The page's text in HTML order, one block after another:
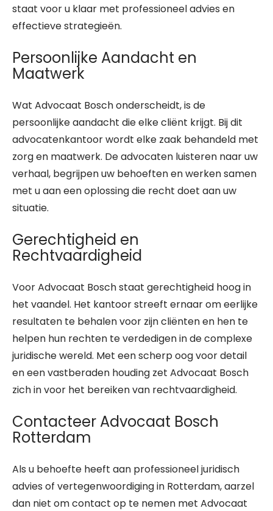
staat voor u klaar met professioneel advies en
effectieve strategieën.
Persoonlijke Aandacht en
Maatwerk
Wat Advocaat Bosch onderscheidt, is de
persoonlijke aandacht die elke cliënt krijgt. Bij dit
advocatenkantoor wordt elke zaak behandeld met
zorg en maatwerk. De advocaten luisteren naar uw
verhaal, begrijpen uw behoeften en werken samen
met u aan een oplossing die recht doet aan uw
situatie.
Gerechtigheid en
Rechtvaardigheid
Voor Advocaat Bosch staat gerechtigheid hoog in
het vaandel. Het kantoor streeft ernaar om eerlijke
resultaten te behalen voor zijn cliënten en hen te
helpen hun rechten te verdedigen in de complexe
juridische wereld. Met een scherp oog voor detail
en een vastberaden houding zet Advocaat Bosch
zich in voor het bereiken van rechtvaardigheid.
Contacteer Advocaat Bosch
Rotterdam
Als u behoefte heeft aan professioneel juridisch
advies of vertegenwoordiging in Rotterdam, aarzel
dan niet om contact op te nemen met Advocaat